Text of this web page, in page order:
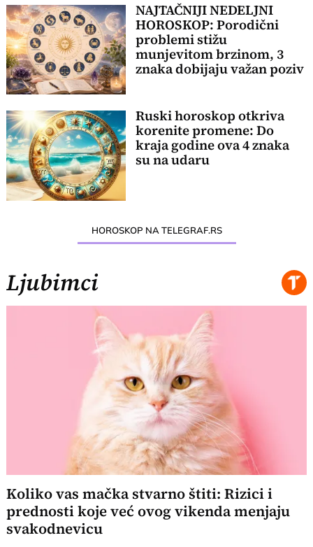
NAJTAČNIJI NEDELJNI
HOROSKOP: Porodični
problemi stižu
munjevitom brzinom, 3
znaka dobijaju važan poziv
Ruski horoskop otkriva
korenite promene: Do
kraja godine ova 4 znaka
su na udaru
HOROSKOP NA TELEGRAF.RS
Ljubimci
Koliko vas mačka stvarno štiti: Rizici i
prednosti koje već ovog vikenda menjaju
svakodnevicu